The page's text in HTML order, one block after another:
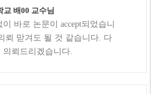
교 배00 교수님
바로 논문이 accept되었습니
뢰 맏겨도 될 것 같습니다. 다
의뢰드리겠습니다.